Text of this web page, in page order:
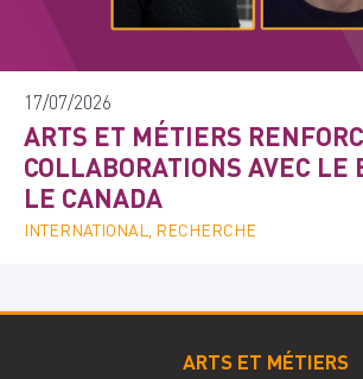
17/07/2026
ARTS ET MÉTIERS
COLLABORATIONS AVEC LE
LE CANADA
INTERNATIONAL, RECHERCHE
ARTS ET MÉTIERS